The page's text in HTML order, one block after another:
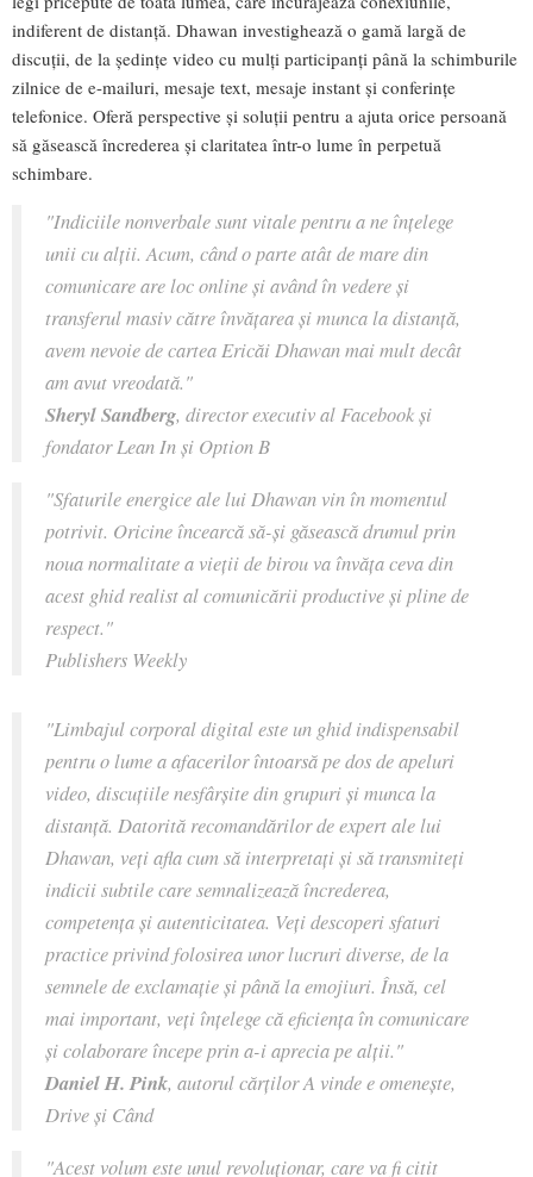
indiferent de distanță. Dhawan investighează o gamă largă de
discuții, de la ședințe video cu mulți participanți până la schimburile
zilnice de e-mailuri, mesaje text, mesaje instant și conferințe
telefonice. Oferă perspective și soluții pentru a ajuta orice persoană
să găsească încrederea și claritatea într-o lume în perpetuă
schimbare.
"Indiciile nonverbale sunt vitale pentru a ne înțelege
unii cu alții. Acum, când o parte atât de mare din
comunicare are loc online și având în vedere și
transferul masiv către învățarea și munca la distanță,
avem nevoie de cartea Ericăi Dhawan mai mult decât
am avut vreodată."
Sheryl Sandberg, director executiv al Facebook și
fondator Lean In și Option B
"Sfaturile energice ale lui Dhawan vin în momentul
potrivit. Oricine încearcă să-și găsească drumul prin
noua normalitate a vieții de birou va învăța ceva din
acest ghid realist al comunicării productive și pline de
respect."
Publishers Weekly
"Limbajul corporal digital este un ghid indispensabil
pentru o lume a afacerilor întoarsă pe dos de apeluri
video, discuțiile nesfârșite din grupuri și munca la
distanță. Datorită recomandărilor de expert ale lui
Dhawan, veți afla cum să interpretați și să transmiteți
indicii subtile care semnalizează încrederea,
competența și autenticitatea. Veți descoperi sfaturi
practice privind folosirea unor lucruri diverse, de la
semnele de exclamație și până la emojiuri. Însă, cel
mai important, veți înțelege că eficiența în comunicare
și colaborare începe prin a-i aprecia pe alții."
Daniel H. Pink, autorul cărților A vinde e omenește,
Drive și Când
"Acest volum este unul revoluționar, care va fi citit